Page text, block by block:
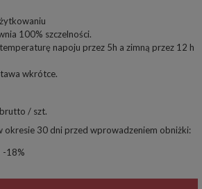
100% szczelności.
napoju przez 5h a zimną przez 12 h
wkrótce
brutto / szt.
okresie 30 dni przed wprowadzeniem obniżki:
-18%